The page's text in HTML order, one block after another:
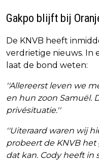
Gakpo blijft bij
De KNVB heeft
verdrietige nieuws. In
laat de bond weten:
''Allereerst leven we
en hun zoon Samuël.
privésituatie.''
''Uiteraard waren wij
probeert de KNVB
dat kan. Cody heeft in